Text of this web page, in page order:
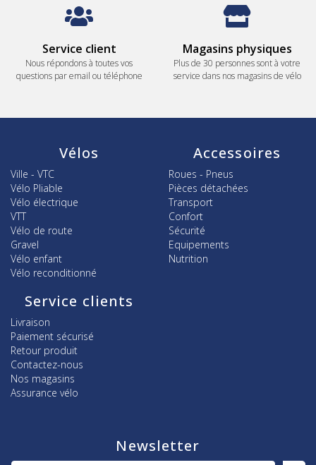
Service client
Nous répondons à toutes vos
questions par email ou téléphone
Magasins physiques
Plus de 30 personnes sont à votre
service dans nos magasins de vélo
Vélos
Ville - VTC
Vélo Pliable
Vélo électrique
VTT
Vélo de route
Gravel
Vélo enfant
Vélo reconditionné
Accessoires
Roues - Pneus
Pièces détachées
Transport
Confort
Sécurité
Equipements
Nutrition
Service clients
Livraison
Paiement sécurisé
Retour produit
Contactez-nous
Nos magasins
Assurance vélo
Newsletter